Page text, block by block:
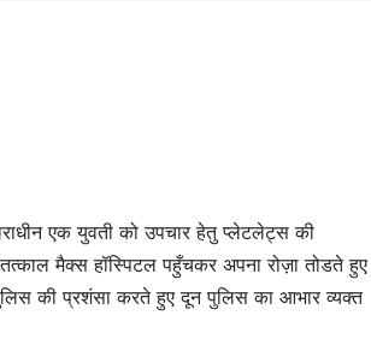
एक युवती को उपचार हेतु प्लेटलेट्स की
मैक्स हॉस्पिटल पहुँचकर अपना रोज़ा तोडते हुए
पुलिस की प्रशंसा करते हुए दून पुलिस का आभार व्यक्त